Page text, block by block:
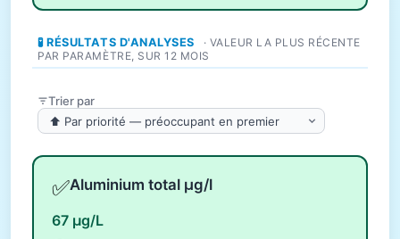
🧪 RÉSULTATS D'ANALYSES
· VALEUR LA PLUS RÉCENTE
PAR PARAMÈTRE, SUR 12 MOIS
Trier par
✅Aluminium total µg/l
67 µg/L